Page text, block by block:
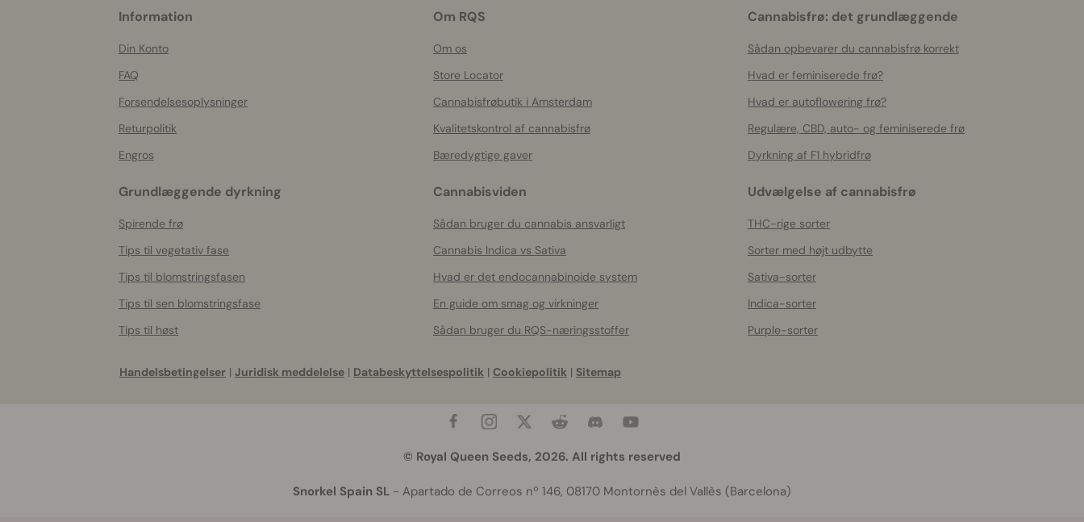
Information
Din Konto
FAQ
Forsendelsesoplysninger
Returpolitik
Engros
Om RQS
Om os
Store Locator
Cannabisfrøbutik i Amsterdam
Kvalitetskontrol af cannabisfrø
Bæredygtige gaver
Cannabisfrø: det grundlæggende
Sådan opbevarer du cannabisfrø korrekt
Hvad er feminiserede frø?
Hvad er autoflowering frø?
Regulære, CBD, auto- og feminiserede frø
Dyrkning af F1 hybridfrø
Grundlæggende dyrkning
Spirende frø
Tips til vegetativ fase
Tips til blomstringsfasen
Tips til sen blomstringsfase
Tips til høst
Cannabisviden
Sådan bruger du cannabis ansvarligt
Cannabis Indica vs Sativa
Hvad er det endocannabinoide system
En guide om smag og virkninger
Sådan bruger du RQS-næringsstoffer
Udvælgelse af cannabisfrø
THC-rige sorter
Sorter med højt udbytte
Sativa-sorter
Indica-sorter
Purple-sorter
Handelsbetingelser | Juridisk meddelelse | Databeskyttelsespolitik | Cookiepolitik | Sitemap
© Royal Queen Seeds, 2026. All rights reserved
Snorkel Spain SL - Apartado de Correos nº 146, 08170 Montornès del Vallès (Barcelona)